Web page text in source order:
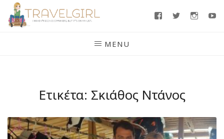
Skip
FacebookTwitter
MENU
Ετικέτα: Σκιάθος Ντάνος